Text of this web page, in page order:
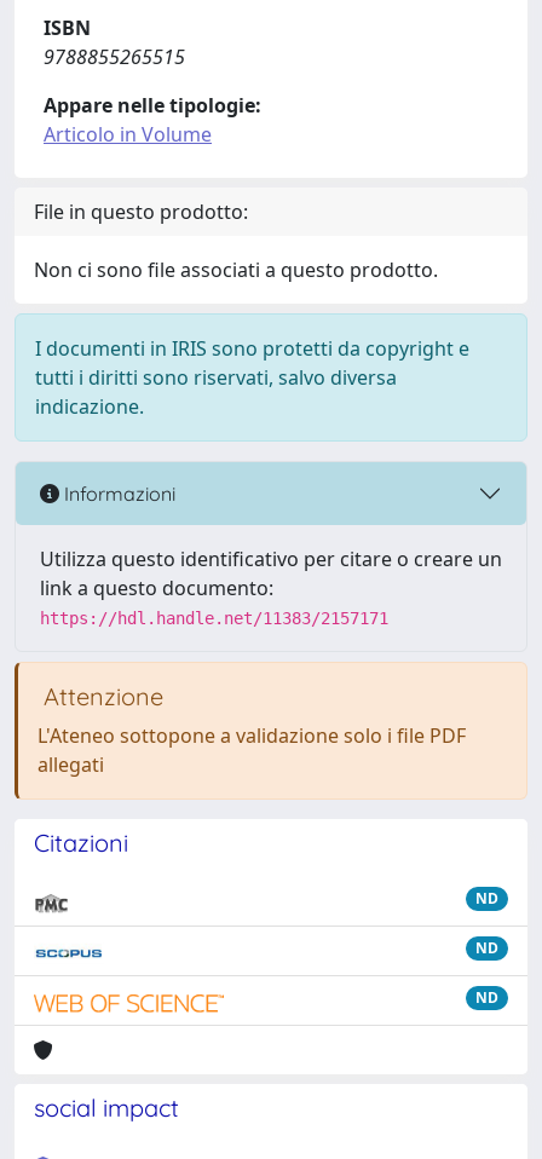
ISBN
9788855265515
Appare nelle tipologie:
Articolo in Volume
File in questo prodotto:
Non ci sono file associati a questo prodotto.
I documenti in IRIS sono protetti da copyright e
tutti i diritti sono riservati, salvo diversa
indicazione.
Informazioni
Utilizza questo identificativo per citare o creare un
link a questo documento:
https://hdl.handle.net/11383/2157171
Attenzione
L'Ateneo sottopone a validazione solo i file PDF
allegati
Citazioni
ND
ND
ND
social impact